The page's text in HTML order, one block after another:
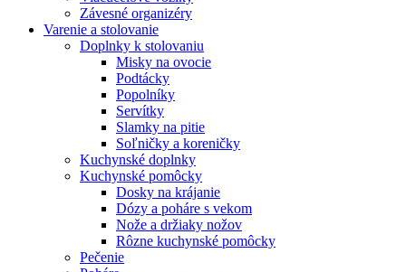
Závesné organizéry
Varenie a stolovanie
Doplnky k stolovaniu
Misky na ovocie
Podtácky
Popolníky
Servítky
Slamky na pitie
Soľničky a koreničky
Kuchynské doplnky
Kuchynské pomôcky
Dosky na krájanie
Dózy a poháre s vekom
Nože a držiaky nožov
Rôzne kuchynské pomôcky
Pečenie